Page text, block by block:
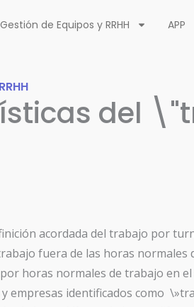
Gestión de Equipos y RRHH APP
del
acordada del trabajo por
fuera de las horas normales
horas normales de trabajo en el
empresas identificados como